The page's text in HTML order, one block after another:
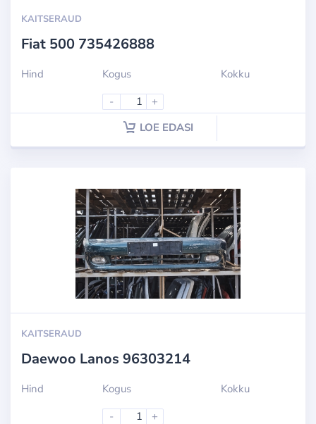
KAITSERAUD
Fiat 500 735426888
Hind
Kogus
-
+
Kokku
LOE EDASI
KAITSERAUD
Daewoo Lanos 96303214
Hind
Kogus
-
+
Kokku